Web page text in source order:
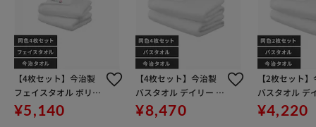
【4枚セット】今治製
フェイスタオル ボリュ
ームタッチ FT-V2 ホワ
¥5,140
【4枚セット】今治製
バスタオル デイリー B
T-D2 ホワイト
¥8,470
【2枚セット
バスタオル デ
T-D2 ホワイト
¥4,220